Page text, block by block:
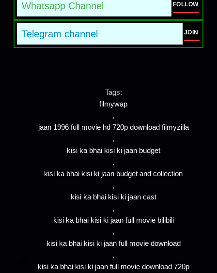
Whatsapp Channel FOLLOW
Telegram channel JOIN
Tags:
filmywap
,
jaan 1996 full movie hd 720p download filmyzilla
,
kisi ka bhai kisi ki jaan budget
,
kisi ka bhai kisi ki jaan budget and collection
,
kisi ka bhai kisi ki jaan cast
,
kisi ka bhai kisi ki jaan full movie bilibili
,
kisi ka bhai kisi ki jaan full movie download
,
kisi ka bhai kisi ki jaan full movie download 720p